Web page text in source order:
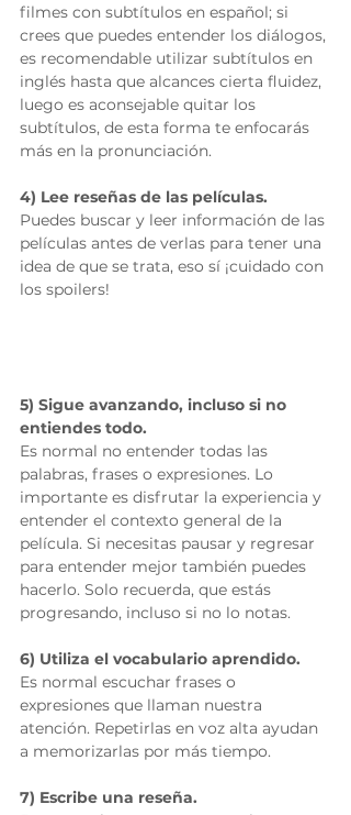
filmes con subtítulos en español; si
crees que puedes entender los diálogos,
es recomendable utilizar subtítulos en
inglés hasta que alcances cierta fluidez,
luego es aconsejable quitar los
subtítulos, de esta forma te enfocarás
más en la pronunciación.
4) Lee reseñas de las películas.
Puedes buscar y leer información de las
películas antes de verlas para tener una
idea de que se trata, eso sí ¡cuidado con
los spoilers!
5) Sigue avanzando, incluso si no
entiendes todo.
Es normal no entender todas las
palabras, frases o expresiones. Lo
importante es disfrutar la experiencia y
entender el contexto general de la
película. Si necesitas pausar y regresar
para entender mejor también puedes
hacerlo. Solo recuerda, que estás
progresando, incluso si no lo notas.
6) Utiliza el vocabulario aprendido.
Es normal escuchar frases o
expresiones que llaman nuestra
atención. Repetirlas en voz alta ayudan
a memorizarlas por más tiempo.
7) Escribe una reseña.